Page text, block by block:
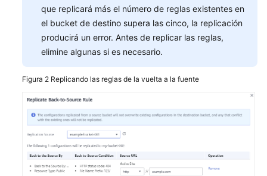
que replicará más el número de reglas existentes en
el bucket de destino supera las cinco, la replicación
producirá un error. Antes de replicar las reglas,
elimine algunas si es necesario.
Figura 2 Replicando las reglas de la vuelta a la fuente